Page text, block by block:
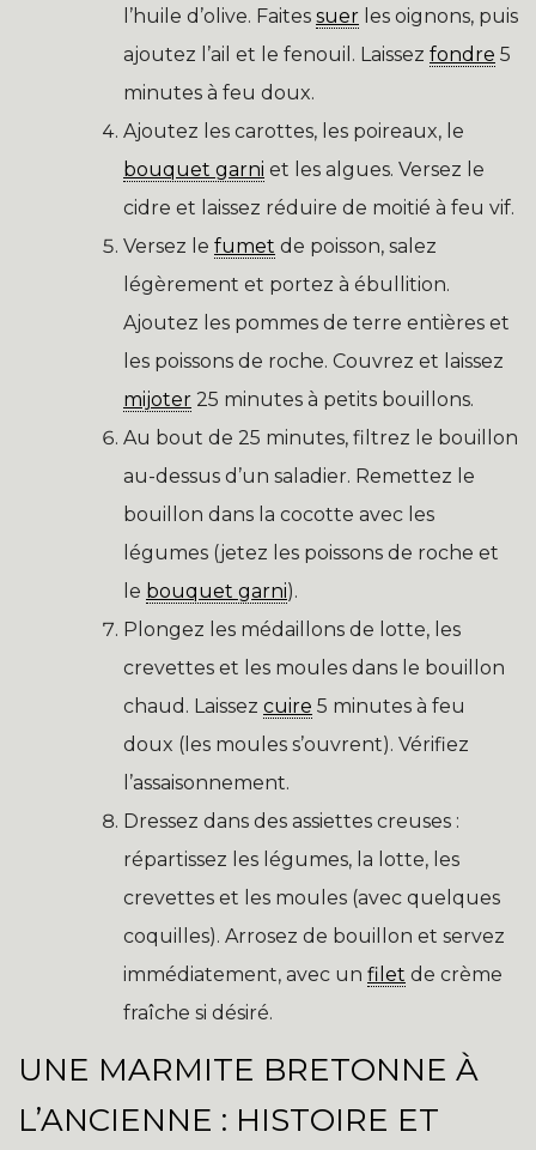
l’huile d’olive. Faites suer les oignons, puis
ajoutez l’ail et le fenouil. Laissez fondre 5
minutes à feu doux.
Ajoutez les carottes, les poireaux, le
bouquet garni et les algues. Versez le
cidre et laissez réduire de moitié à feu vif.
Versez le fumet de poisson, salez
légèrement et portez à ébullition.
Ajoutez les pommes de terre entières et
les poissons de roche. Couvrez et laissez
mijoter 25 minutes à petits bouillons.
Au bout de 25 minutes, filtrez le bouillon
au-dessus d’un saladier. Remettez le
bouillon dans la cocotte avec les
légumes (jetez les poissons de roche et
le bouquet garni).
Plongez les médaillons de lotte, les
crevettes et les moules dans le bouillon
chaud. Laissez cuire 5 minutes à feu
doux (les moules s’ouvrent). Vérifiez
l’assaisonnement.
Dressez dans des assiettes creuses :
répartissez les légumes, la lotte, les
crevettes et les moules (avec quelques
coquilles). Arrosez de bouillon et servez
immédiatement, avec un filet de crème
fraîche si désiré.
UNE MARMITE BRETONNE À
L’ANCIENNE : HISTOIRE ET